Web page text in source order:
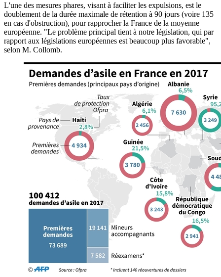
L'une des mesures phares, visant à faciliter les expulsions, est le
doublement de la durée maximale de rétention à 90 jours (voire 135
en cas d'obstruction), pour rapprocher la France de la moyenne
européenne. "Le problème principal tient à notre législation, qui par
rapport aux législations européennes est beaucoup plus favorable",
selon M. Collomb.